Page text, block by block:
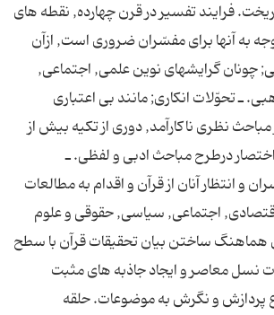
فرایند تفسیر در قرن چهارده, نقطه هاى
به آنها براى مفسّران ضرورى است, ازآن
چونان گرایشهاى نوین علمى, اجتماعى,
ـ تحوّلات انكارى; مانند بى اعتبارى
مباحث نظرى ناكارآمد, دورى از تكیه بیش از
اختصار درطرح مباحث ادبى و لفظى. ـ
و انتظار آنان از قرآن و اقدام به مطالعات
اجتماعى, سیاسى, حقوقى و علوم
هماهنگ ساختن بیان تحقیقات قرآن با سطح
نسل معاصر و ایجاد جاذبه هاى مثبت
پردازش و نگرش به موضوعات. حلقه